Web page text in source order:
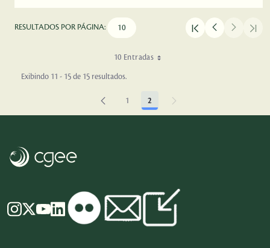
RESULTADOS POR PÁGINA:
10 Entradas
Exibindo 11 - 15 de 15 resultados.
Página
1 Página
2